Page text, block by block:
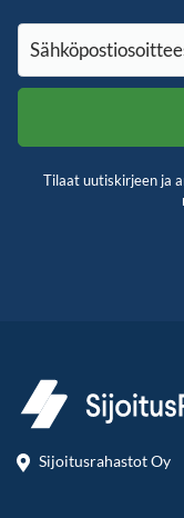
Tilaat uutiskirjeen ja
Sijoitusrahastot Oy